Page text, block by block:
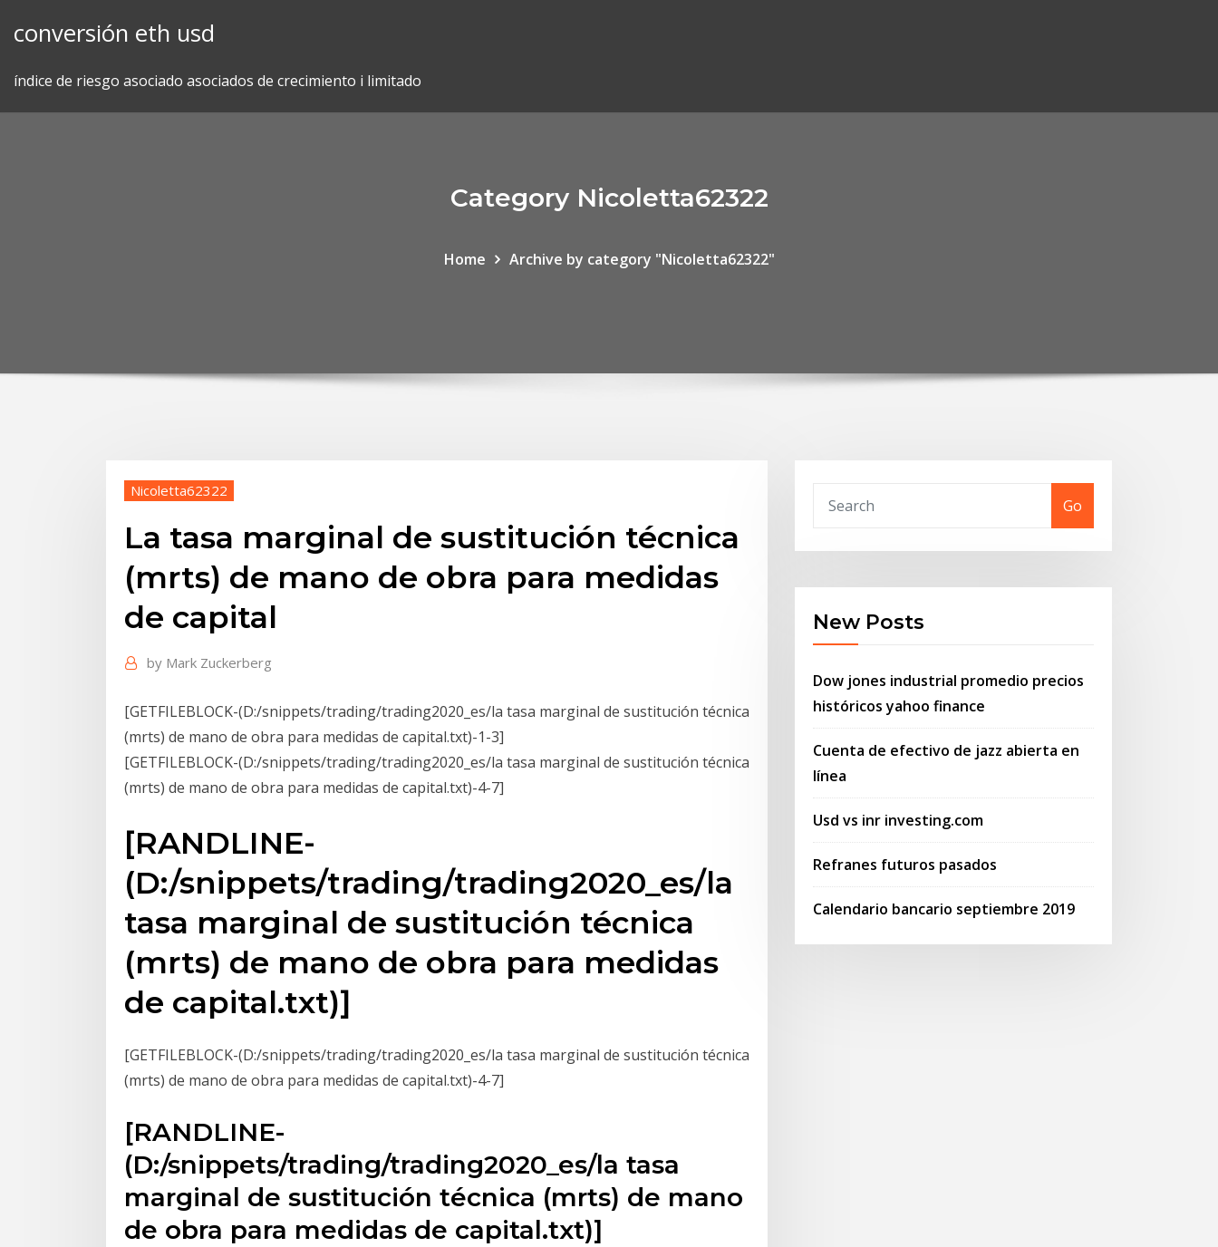
conversión eth usd
índice de riesgo asociado asociados de crecimiento i limitado
Category Nicoletta62322
Home Archive by category "Nicoletta62322"
Nicoletta62322
La tasa marginal de sustitución técnica
(mrts) de mano de obra para medidas
de capital
by Mark Zuckerberg
[GETFILEBLOCK-(D:/snippets/trading/trading2020_es/la tasa marginal de sustitución técnica
(mrts) de mano de obra para medidas de capital.txt)-1-3]
[GETFILEBLOCK-(D:/snippets/trading/trading2020_es/la tasa marginal de sustitución técnica
(mrts) de mano de obra para medidas de capital.txt)-4-7]
[RANDLINE-
(D:/snippets/trading/trading2020_es/la
tasa marginal de sustitución técnica
(mrts) de mano de obra para medidas
de capital.txt)]
[GETFILEBLOCK-(D:/snippets/trading/trading2020_es/la tasa marginal de sustitución técnica
(mrts) de mano de obra para medidas de capital.txt)-4-7]
[RANDLINE-
(D:/snippets/trading/trading2020_es/la tasa
marginal de sustitución técnica (mrts) de mano
de obra para medidas de capital.txt)]
Go
New Posts
Dow jones industrial promedio precios
históricos yahoo finance
Cuenta de efectivo de jazz abierta en
línea
Usd vs inr investing.com
Refranes futuros pasados
Calendario bancario septiembre 2019